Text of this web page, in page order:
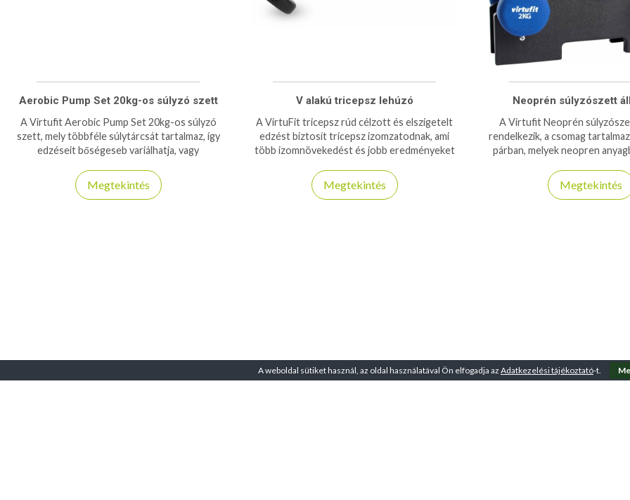
Aerobic Pump Set 20kg-os súlyzó szett
A Virtufit Aerobic Pump Set 20kg-os súlyzó
szett, mely többféle súlytárcsát tartalmaz, így
edzéseit bőségeseb variálhatja, vagy
Megtekintés
V alakú tricepsz lehúzó
A VirtuFit tricepsz rúd célzott és elszigetelt
edzést biztosít tricepsz izomzatodnak, ami
több izomnövekedést és jobb eredményeket
Megtekintés
Neoprén súlyzószett
A Virtufit Neoprén
rendelkezik, a csomag
párban, melyek neopren
Megtekintés
A weboldal sütiket használ, az oldal használatával Ön elfogadja az Adatkezelési tájékoztató-t.